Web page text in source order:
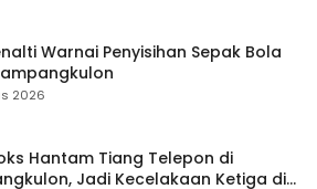
Warnai Penyisihan Sepak Bola
2026
Hantam Tiang Telepon di
Jadi Kecelakaan Ketiga di